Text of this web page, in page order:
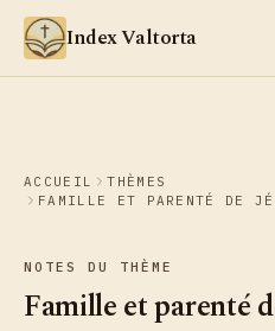
Aller au contenu
Index Valtorta
ACCUEIL
THÈMES
FAMILLE ET PARENTÉ DE
NOTES DU THÈME
Famille et parenté